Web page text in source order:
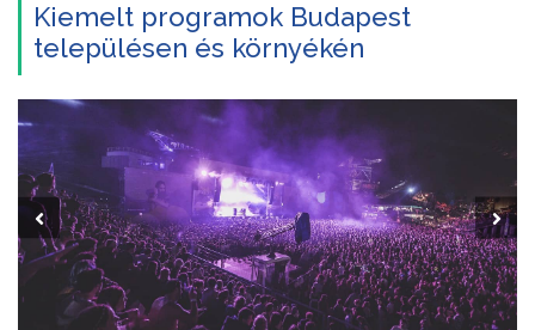
Kiemelt programok Budapest
településen és környékén